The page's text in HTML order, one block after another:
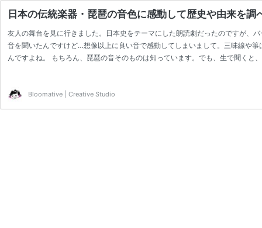
日本の伝統楽器・琵琶の音色に感動して歴史や由来を調
友人の舞台を見に行きました。日本史をテーマにした朗読劇だったのですが、
音を聞いたんですけど…想像以上に良い音で感動してしまいまして。三味線や
んですよね。 もちろん、琵琶の音そのものは知っています。でも、生で聞く
Bloomative | Creative Studio